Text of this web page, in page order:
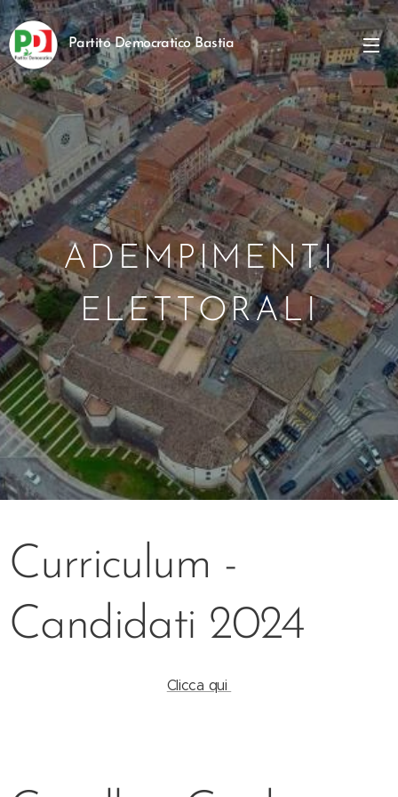
Partito Democratico Bastia
Umbra
ADEMPIMENTI
ELETTORALI
Curriculum -
Candidati 2024
Clicca qui